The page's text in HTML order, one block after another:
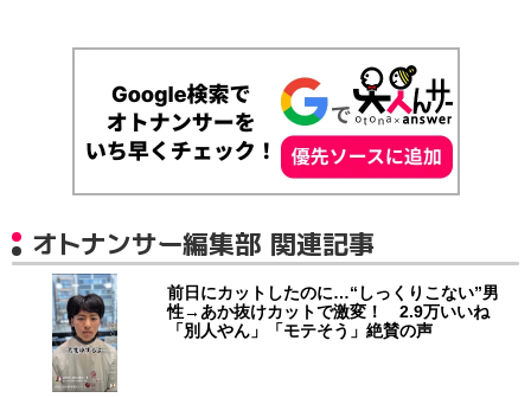
オトナンサー編集部 関連記事
前日にカットしたのに…“しっくりこない”男
性→あか抜けカットで激変！ 2.9万いいね
「別人やん」「モテそう」絶賛の声